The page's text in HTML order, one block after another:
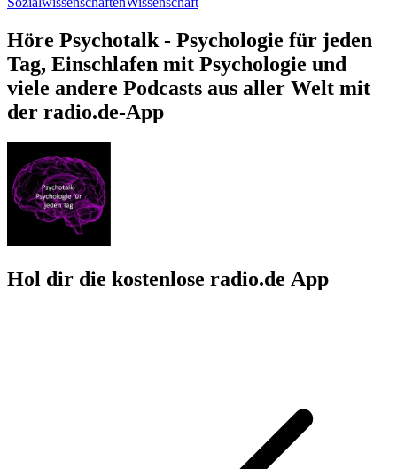
Höre Psychotalk - Psychologie für jeden
Tag, Einschlafen mit Psychologie und
viele andere Podcasts aus aller Welt mit
der radio.de-App
Hol dir die kostenlose radio.de App